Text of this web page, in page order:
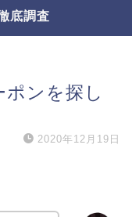
底調査
ンを探し
2020年12月19日